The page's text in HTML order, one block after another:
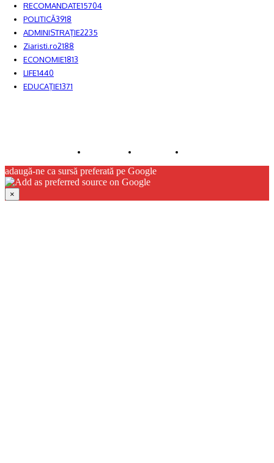
RECOMANDATE15704
POLITICĂ3918
ADMINISTRAŢIE2235
Ziaristi.ro2188
ECONOMIE1813
LIFE1440
EDUCAŢIE1371
adaugă-ne ca sursă preferată pe Google
×